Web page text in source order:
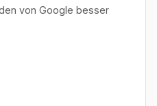
von Google besser